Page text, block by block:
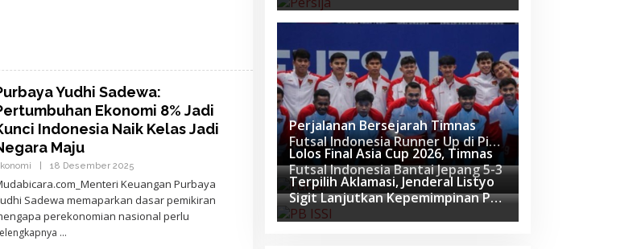
Yudhi Sadewa:
Ekonomi 8% Jadi
Indonesia Naik Kelas Jadi
Maju
18 Desember 2025
E
H
A
J
Keuangan Purbaya
Sadewa memaparkan dasar pemikiran
perekonomian nasional perlu
Perjalanan Bersejarah Timnas
Futsal Indonesia Runner Up di Piala
Asia Futsal 2026
Lolos Final Asia Cup 2026, Timnas
Futsal Indonesia Bantai Jepang 5-3
Terpilih Aklamasi, Jenderal Listyo
Sigit Lanjutkan Kepemimpinan PB
ISSI hingga 2029